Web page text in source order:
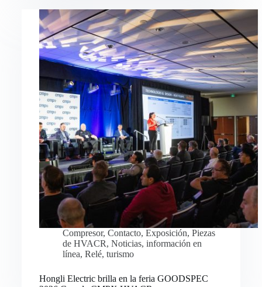
Compresor, Contacto, Exposición, Piezas
de HVACR, Noticias, información en
línea, Relé, turismo
Hongli Electric brilla en la feria GOODSPEC